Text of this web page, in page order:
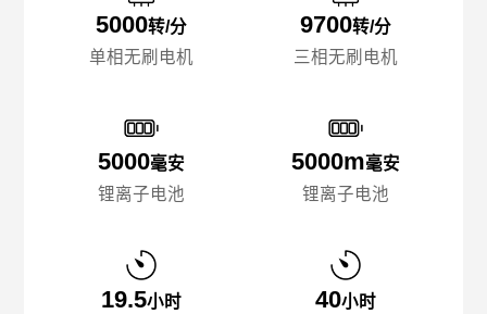
5000转/分
单相无刷电机
5000毫安
锂离子电池
19.5小时
9700转/分
三相无刷电机
5000m毫安
锂离子电池
40小时